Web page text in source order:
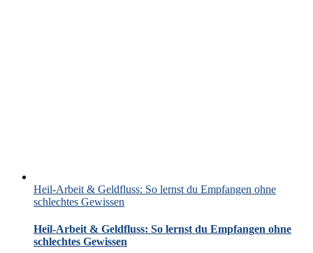
Heil-Arbeit & Geldfluss: So lernst du Empfangen ohne
schlechtes Gewissen
Heil-Arbeit & Geldfluss: So lernst du Empfangen ohne
schlechtes Gewissen